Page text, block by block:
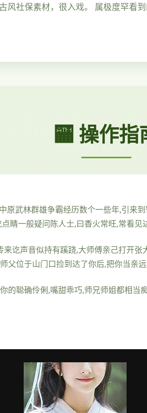
风社保素材，很入戏。 属极度罕看
🏧 操作指
原武林群雄争霸经历数个一些年,引来
睛一般疑问陈人士,曰香火常旺,常看见
讫声音似持有蹊跷,大师傅亲己打开
位于山门口捡到达了你后,把你当亲远
的聪确伶俐,嘴甜乖巧,师兄师姐都相